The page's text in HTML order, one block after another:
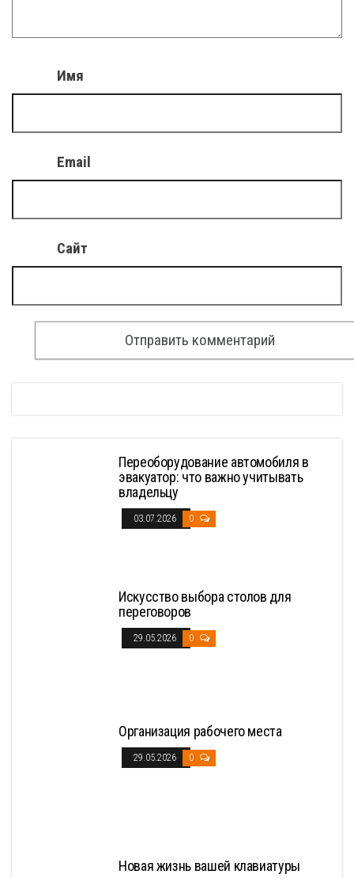
Имя
Email
Сайт
Переоборудование автомобиля в
эвакуатор: что важно учитывать
владельцу
03.07.2026 0
Искусство выбора столов для
переговоров
29.05.2026 0
Организация рабочего места
29.05.2026 0
Новая жизнь вашей клавиатуры